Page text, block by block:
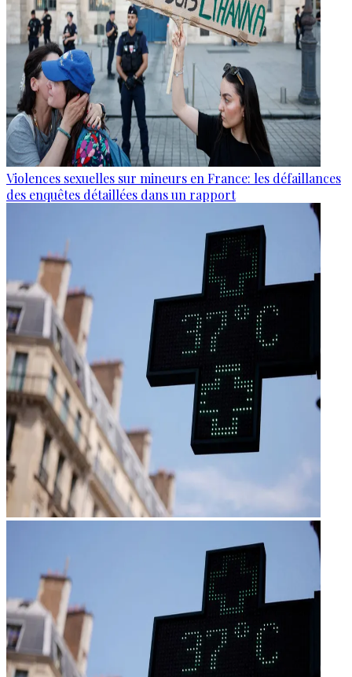
Violences sexuelles sur mineurs en France: les défaillances
des enquêtes détaillées dans un rapport